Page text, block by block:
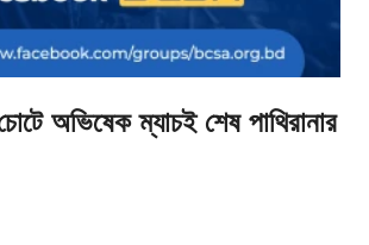
অভিষেক ম্যাচই শেষ পাথিরানার